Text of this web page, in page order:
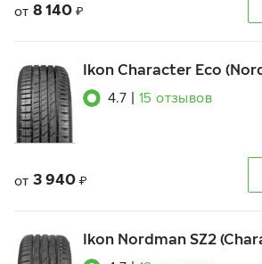
от 8 140 ₽
Ikon Character Eco
4.7 15 отзывов
от 3 940 ₽
Ikon Nordman SZ2